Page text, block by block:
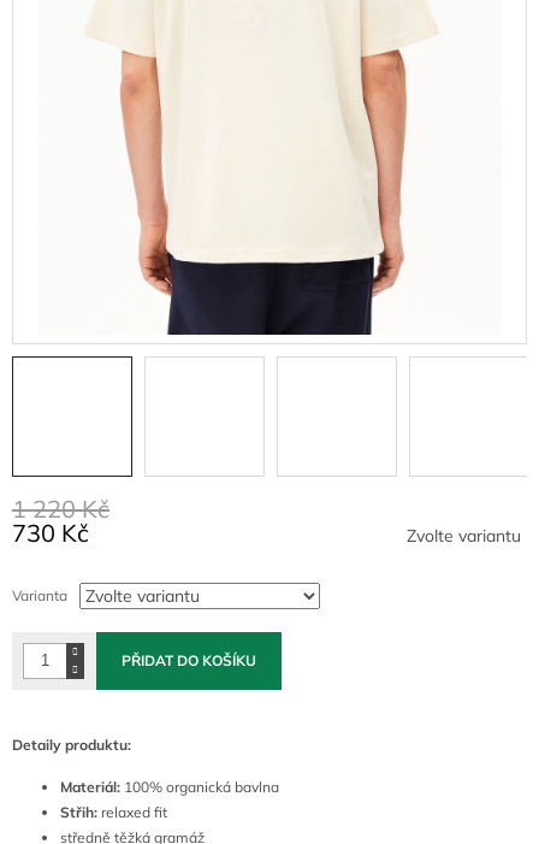
1 220 Kč
730 Kč
cena:
Zvolte variantu
Varianta
PŘIDAT DO KOŠÍKU
Detaily produktu:
Materiál: 100% organická bavlna
Střih: relaxed fit
středně těžká gramáž